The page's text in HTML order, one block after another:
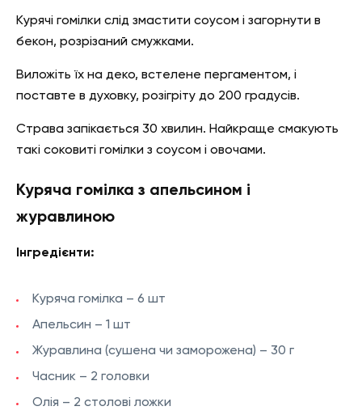
Курячі гомілки слід змастити соусом і загорнути в
бекон, розрізаний смужками.
Виложіть їх на деко, встелене пергаментом, і
поставте в духовку, розігріту до 200 градусів.
Страва запікається 30 хвилин. Найкраще смакують
такі соковиті гомілки з соусом і овочами.
Куряча гомілка з апельсином і
журавлиною
Інгредієнти:
Куряча гомілка – 6 шт
Апельсин – 1 шт
Журавлина (сушена чи заморожена) – 30 г
Часник – 2 головки
Олія – 2 столові ложки